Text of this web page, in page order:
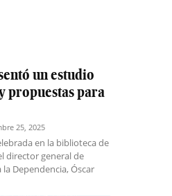
un estudio
propuestas para
25, 2025
en la biblioteca de
director general de
Dependencia, Óscar